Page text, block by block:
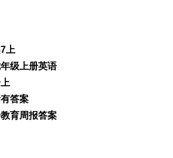
上
级上册英语
答案
育周报答案